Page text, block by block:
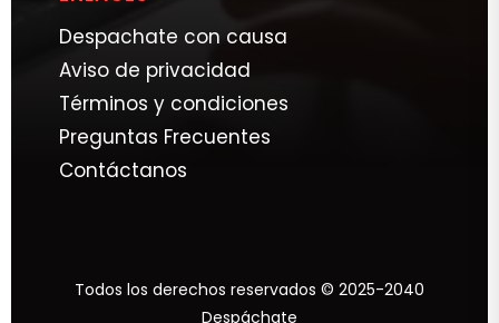
Despachate con causa
Aviso de privacidad
Términos y condiciones
Preguntas Frecuentes
Contáctanos
Todos los derechos reservados © 2025-2040
Despáchate